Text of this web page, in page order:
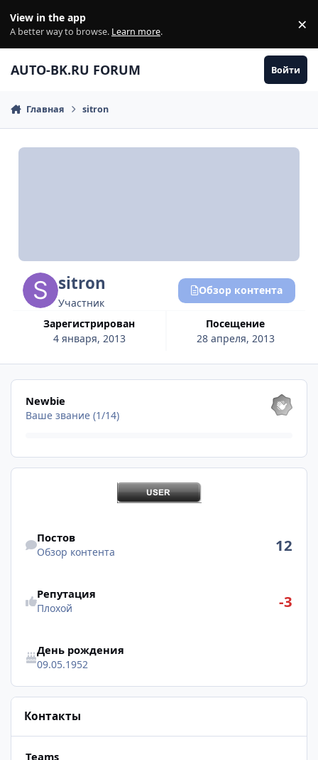
View in the app
A better way to browse. Learn more. ×
AUTO-BK.RU FORUM Войти
Главная sitron
sitron
Участник
Зарегистрирован
4 января, 2013
Посещение
28 апреля, 2013
Обзор контента
Посмотреть все
Newbie
Ваше звание (1/14)
Постов
Обзор контента 12
Репутация
Плохой -3
День рождения
09.05.1952
Контакты
Teams